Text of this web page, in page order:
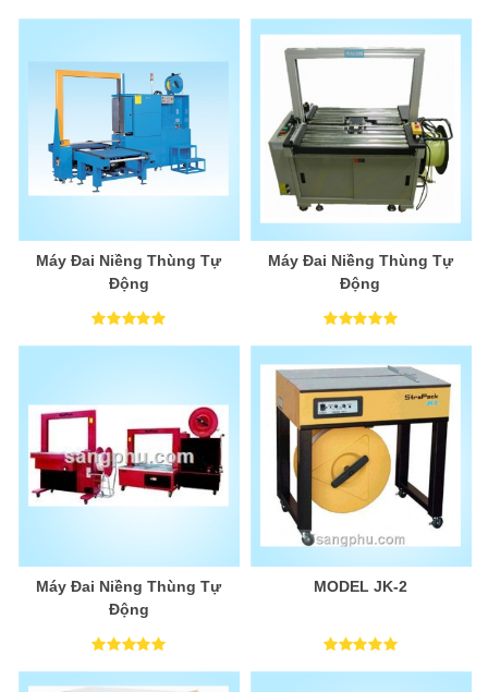
Máy Đai Niềng Thùng Tự
Động
Máy Đai Niềng Thùng Tự
Động
Máy Đai Niềng Thùng Tự
Động
MODEL JK-2